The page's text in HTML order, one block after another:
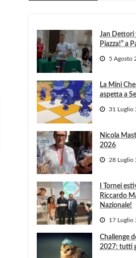
Jan Dettori
Piazza!” a
5 Agosto
La Mini
aspetta a
31 Luglio
Nicola
2026
28 Luglio
I Tornei
Riccardo
Nazionale!
17 Luglio
Challenge
2027: tutti